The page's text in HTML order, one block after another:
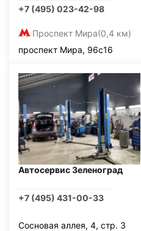
+7 (495) 023-42-98
Проспект Мира(0,4 км)
проспект Мира, 96с16
Автосервис Зеленоград
+7 (495) 431-00-33
Сосновая аллея, 4, стр. 3